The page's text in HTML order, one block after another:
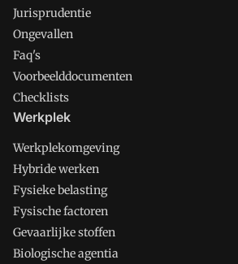
Jurisprudentie
Ongevallen
Faq's
Voorbeelddocumenten
Checklists
Werkplek
Werkplekomgeving
Hybride werken
Fysieke belasting
Fysische factoren
Gevaarlijke stoffen
Biologische agentia